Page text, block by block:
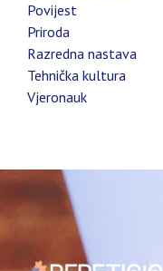
Povijest
Priroda
Razredna nastava
Tehnička kultura
Vjeronauk